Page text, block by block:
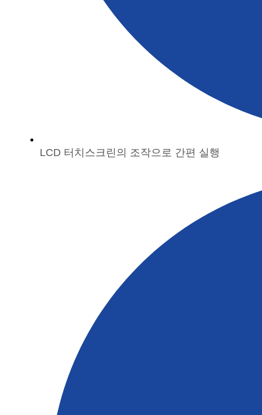
LCD 터치스크린의 조작으로 간편 실행